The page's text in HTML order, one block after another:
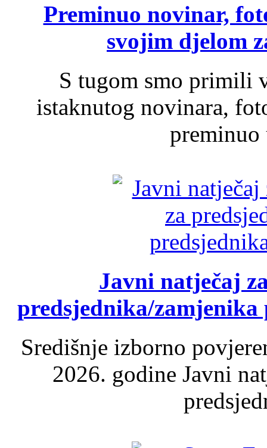
Preminuo novinar,
svojim djelom
S tugom smo primili
istaknutog novinara,
Javni natječaj
predsjednika/
Središnje izborno
2026. godine Javni